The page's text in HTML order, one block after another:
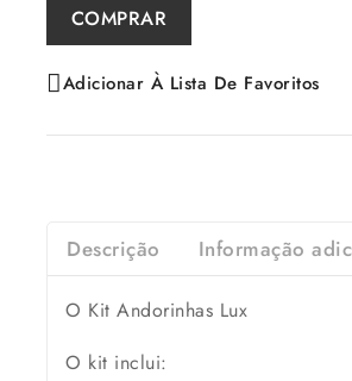
COMPRAR
Adicionar À Lista De Favoritos
Descrição Informação
O Kit Andorinhas Lux
O kit inclui: